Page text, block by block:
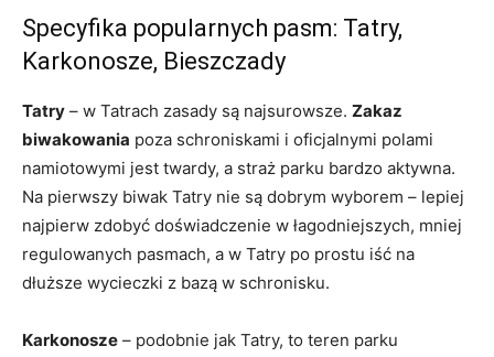
Specyfika popularnych pasm: Tatry,
Karkonosze, Bieszczady
Tatry – w Tatrach zasady są najsurowsze. Zakaz
biwakowania poza schroniskami i oficjalnymi polami
namiotowymi jest twardy, a straż parku bardzo aktywna.
Na pierwszy biwak Tatry nie są dobrym wyborem – lepiej
najpierw zdobyć doświadczenie w łagodniejszych, mniej
regulowanych pasmach, a w Tatry po prostu iść na
dłuższe wycieczki z bazą w schronisku.
Karkonosze – podobnie jak Tatry, to teren parku